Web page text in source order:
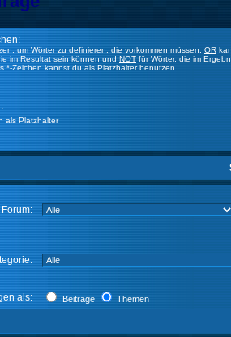
um Wörter zu definieren, die vorkommen müssen, OR
im Resultat sein können und NOT für Wörter, die im
*-Zeichen kannst du als Platzhalter benutzen.
als Platzhalter
Forum:
als: Beiträge Themen